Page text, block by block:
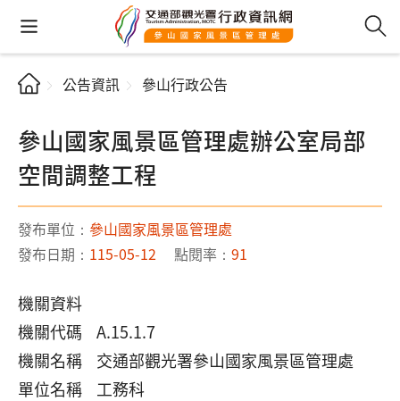
公告資訊 參山行政公告
參山國家風景區管理處辦公室局部
空間調整工程
發布單位： 參山國家風景區管理處
發布日期： 115-05-12 點閱率： 91
機關資料
機關代碼 A.15.1.7
機關名稱 交通部觀光署參山國家風景區管理處
單位名稱 工務科